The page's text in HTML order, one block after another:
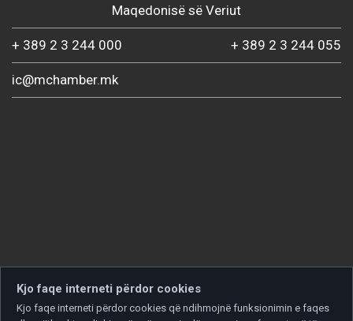
Maqedonisë së Veriut
+ 389 2 3 244 000 + 389 2 3 244 055
ic@mchamber.mk
Kjo faqe interneti përdor cookies
Kjo faqe interneti përdor cookies që ndihmojnë funksionimin e faqes